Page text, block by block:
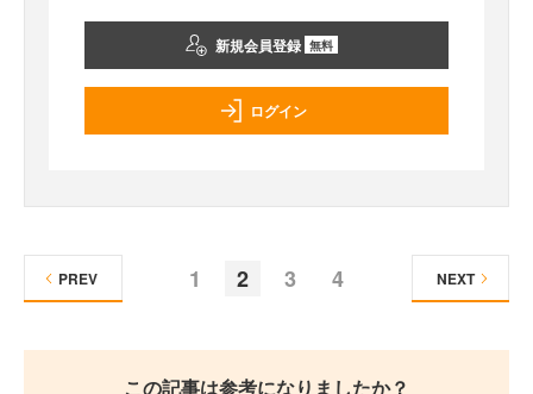
新規会員登録 無料
ログイン
1 2 3 4
PREV NEXT
この記事は参考になりましたか？